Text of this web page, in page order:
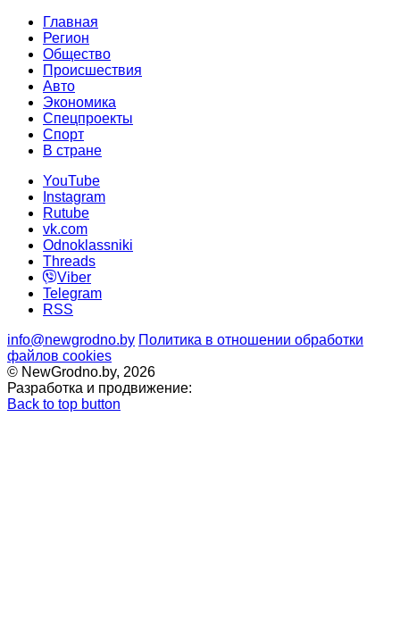
Главная
Регион
Общество
Происшествия
Авто
Экономика
Спецпроекты
Cпорт
В стране
YouTube
Instagram
Rutube
vk.com
Odnoklassniki
Threads
Viber
Telegram
RSS
info@newgrodno.by Политика в отношении обработки
файлов cookies
© NewGrodno.by, 2026
Разработка и продвижение:
Back to top button